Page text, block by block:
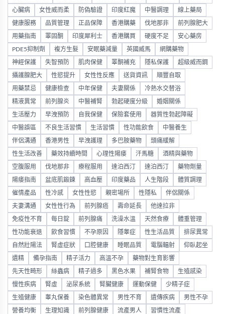
心臟病 女性威而柔 防偽驗證 印度紅魔 中醫調理 線上藥局
健康服務 品質管理 正品保障 香港購藥 伐地那非 前列腺肥大
用藥指南 睪固酮 印度犀利士 香港購買 硬度不足 安心藥房
PDE5抑制劑 複方生髮 安眠藥減量 英國威馬 網購藥物
神經保護 失智預防 肌肉保健 睪酮補充 隱私保護 超級威而鋼
攝護腺肥大 性慾提升 女性性反應 送貨資訊 順豐自取
用藥禁忌 健康檢查 中年保健 夫妻關係 冷熱水交替浴
精液異常 前列腺炎 中醫補腎 勃起硬度分級 婚姻關係
生活壓力 早洩預防 自我保健 保險套使用 器質性勃起障礙
中醫誤區 不良生活習慣 生活習慣 性功能飲食 中醫養生
伴侶溝通 香港男性 早洩護理 多巴胺藥物 頭痛緩解
性生活改善 藥效持續時間 心理性陽痿 汗馬糖 酒精與藥物
空腹服用 伐地那非 療程服用 達泊西汀 達泊西汀 藥物劑量
陽痿指南 盆底肌鍛鍊 高血壓 印度藥品 人生階段 體質調理
催情產品 性冷感 女性性慾 親密場所 性隱私 伴侶關係
夫妻溝通 女性性行為 前列腺癌 壽命延長 他達拉非
免疫性不育 每日錠 前列腺痛 洗澡水溫 天然食療 體重管理
性功能衰退 飲食習慣 不孕原因 隱睾症 性生活品質 排尿異常
自然壯陽法 腎虛症狀 口腔健康 睡眠品質 電腦輻射 仰臥起坐
遺精 備孕指南 精子活力 高溫不孕 藥物對生育影響
先天性畸形 絲蟲病 精子過多 黑色水果 補腎食物 生殖感染
慢性疾病 腎虛 泌尿系統 腎臟健康 運動保健 少精子症
生殖健康 睾丸保養 染色體異常 男性不育 遺傳疾病 男性不孕
營養均衡 生理知識 前列腺健康 流產男人 習慣性流產